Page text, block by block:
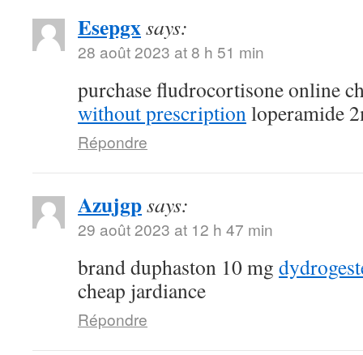
Esepgxsays:
28 août 2023 at 8 h 51 min
purchase fludrocortisone online
without prescriptionloperamide
Répondre
Azujgpsays:
29 août 2023 at 12 h 47 min
brand duphaston 10 mg
cheap jardiance
Répondre